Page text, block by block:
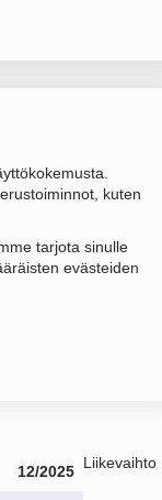
kuten
tarjota sinulle
evästeiden
ammatillinen
12/2025 Liikevaihto